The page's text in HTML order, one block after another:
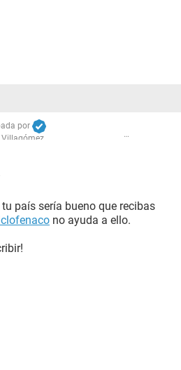
por
Villagómez
país sería bueno que recibas
no ayuda a ello.